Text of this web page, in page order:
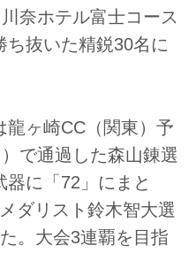
奈ホテル富士コース
抜いた精鋭30名に
ヶ崎CC（関東）予
で通過した森山錬選
に「72」にまと
ダリスト鈴木智大選
。大会3連覇を目指